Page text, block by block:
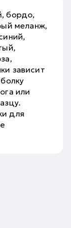
бордо,
меланж,
зависит
или
для